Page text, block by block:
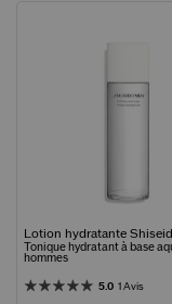
Lotion hydratante
Tonique hydratant à base
hommes
5.0 1 Avis